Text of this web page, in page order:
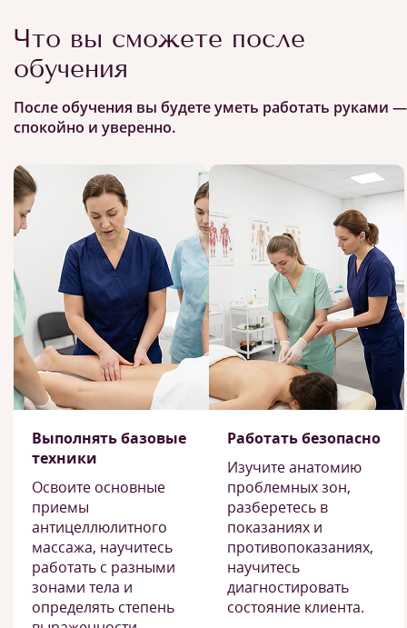
Что вы сможете после
обучения
После обучения вы будете уметь работать руками —
спокойно и уверенно.
Выполнять базовые
техники
Освоите основные
приемы
антицеллюлитного
массажа, научитесь
работать с разными
зонами тела и
определять степень
Работать безопасно
Изучите анатомию
проблемных зон,
разберетесь в
показаниях и
противопоказаниях,
научитесь
диагностировать
состояние клиента.